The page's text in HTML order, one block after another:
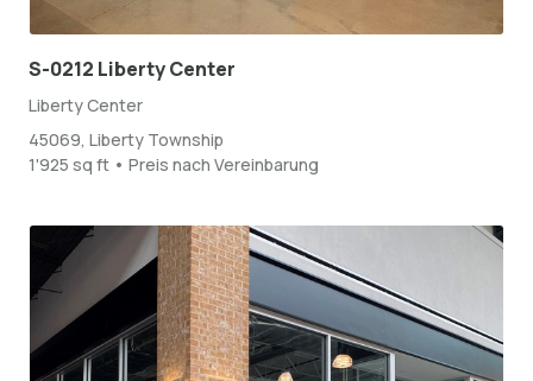
S-0212 Liberty Center
Liberty Center
45069, Liberty Township
1'925 sq ft • Preis nach Vereinbarung